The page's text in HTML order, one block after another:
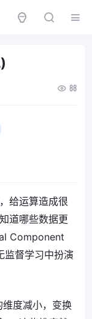
88
给运算造成很
道哪些数据更
Component
监督学习中扮演
度减小，变换